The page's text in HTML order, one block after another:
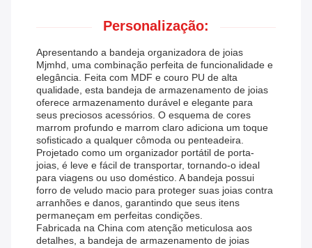
Personalização:
Apresentando a bandeja organizadora de joias
Mjmhd, uma combinação perfeita de funcionalidade e
elegância. Feita com MDF e couro PU de alta
qualidade, esta bandeja de armazenamento de joias
oferece armazenamento durável e elegante para
seus preciosos acessórios. O esquema de cores
marrom profundo e marrom claro adiciona um toque
sofisticado a qualquer cômoda ou penteadeira.
Projetado como um organizador portátil de porta-
joias, é leve e fácil de transportar, tornando-o ideal
para viagens ou uso doméstico. A bandeja possui
forro de veludo macio para proteger suas joias contra
arranhões e danos, garantindo que seus itens
permaneçam em perfeitas condições.
Fabricada na China com atenção meticulosa aos
detalhes, a bandeja de armazenamento de joias